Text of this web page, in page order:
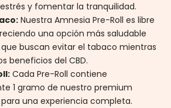
y fomentar la tranquilidad.
Nuestra Amnesia Pre-Roll es libre
una opción más saludable
buscan evitar el tabaco mientras
beneficios del CBD.
Cada Pre-Roll contiene
1 gramo de nuestro premium
para una experiencia completa.